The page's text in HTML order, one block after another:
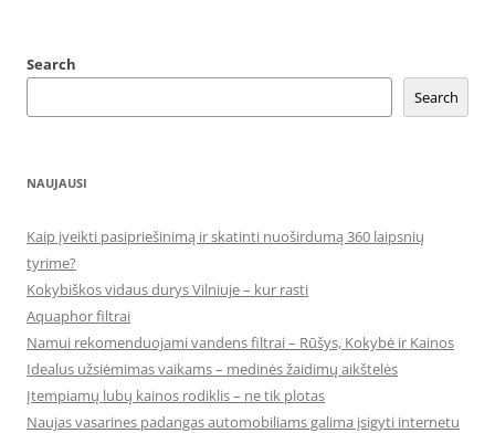
Search
Search
NAUJAUSI
Kaip įveikti pasipriešinimą ir skatinti nuoširdumą 360 laipsnių
tyrime?
Kokybiškos vidaus durys Vilniuje – kur rasti
Aquaphor filtrai
Namui rekomenduojami vandens filtrai – Rūšys, Kokybė ir Kainos
Idealus užsiėmimas vaikams – medinės žaidimų aikštelės
Įtempiamų lubų kainos rodiklis – ne tik plotas
Naujas vasarines padangas automobiliams galima įsigyti internetu